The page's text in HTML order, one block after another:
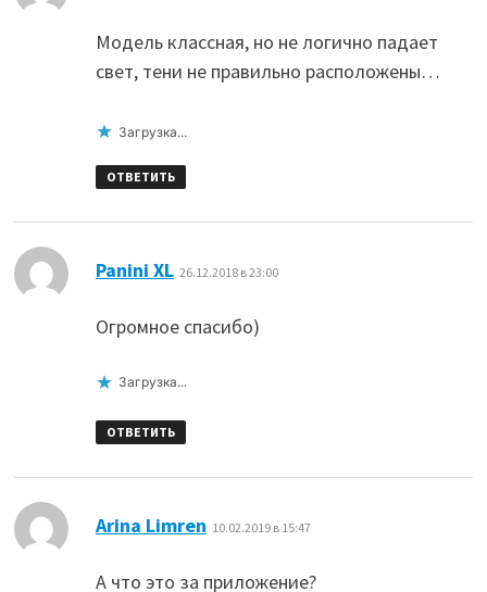
Модель классная, но не логично падает
свет, тени не правильно расположены…
Загрузка...
ОТВЕТИТЬ
Panini ХL 26.12.2018 в 23:00
Огромное спасибо)
Загрузка...
ОТВЕТИТЬ
Arina Limren 10.02.2019 в 15:47
А что это за приложение?